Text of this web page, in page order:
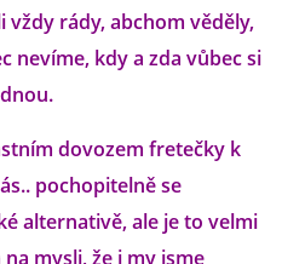
rády, abchom věděly,
nevíme, kdy a zda vůbec si
dovozem fretečky k
pochopitelně se
alternativě, ale je to velmi
mysli, že i my jsme